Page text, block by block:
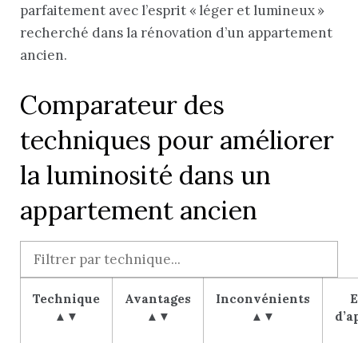
parfaitement avec l’esprit « léger et lumineux »
recherché dans la rénovation d’un appartement
ancien.
Comparateur des
techniques pour améliorer
la luminosité dans un
appartement ancien
Technique
▲▼
Avantages
▲▼
Inconvénients
▲▼